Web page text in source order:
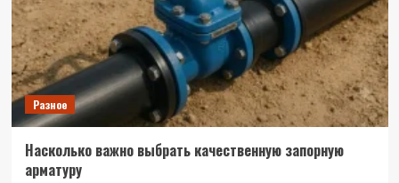
Разное
Насколько важно выбрать качественную запорную
арматуру